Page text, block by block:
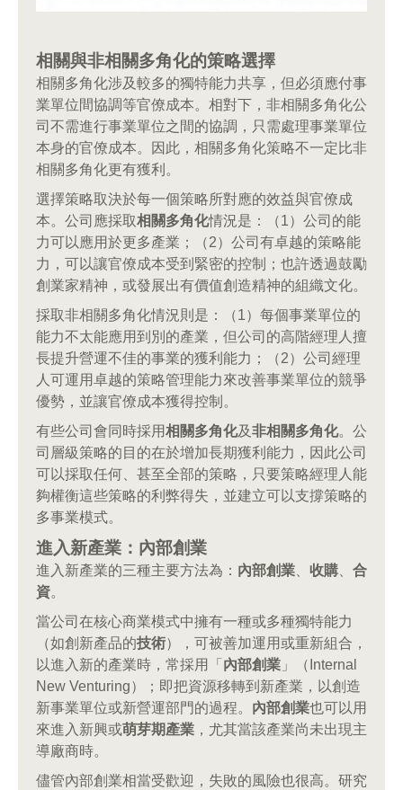
相關與非相關多角化的策略選擇
相關多角化涉及較多的獨特能力共享，但必須應付事
業單位間協調等官僚成本。相對下，非相關多角化公
司不需進行事業單位之間的協調，只需處理事業單位
本身的官僚成本。因此，相關多角化策略不一定比非
相關多角化更有獲利。
選擇策略取決於每一個策略所對應的效益與官僚成
本。公司應採取相關多角化情況是：（1）公司的能
力可以應用於更多產業；（2）公司有卓越的策略能
力，可以讓官僚成本受到緊密的控制；也許透過鼓勵
創業家精神，或發展出有價值創造精神的組織文化。
採取非相關多角化情況則是：（1）每個事業單位的
能力不太能應用到別的產業，但公司的高階經理人擅
長提升營運不佳的事業的獲利能力；（2）公司經理
人可運用卓越的策略管理能力來改善事業單位的競爭
優勢，並讓官僚成本獲得控制。
有些公司會同時採用相關多角化及非相關多角化。公
司層級策略的目的在於增加長期獲利能力，因此公司
可以採取任何、甚至全部的策略，只要策略經理人能
夠權衡這些策略的利弊得失，並建立可以支撐策略的
多事業模式。
進入新產業：內部創業
進入新產業的三種主要方法為： 內部創業 收購
合
資。
當公司在核心商業模式中擁有一種或多種獨特能力
（如創新產品的技術），可被善加運用或重新組合，
以進入新的產業時，常採用「 內部創業 」（Internal
New Venturing）；即把資源移轉到新產業，以創造
新事業單位或新營運部門的過程。 內部創業也可以用
來進入新興或萌芽期產業 ，尤其當該產業尚未出現主
導廠商時。
儘管內部創業相當受歡迎，失敗的風險也很高。研究